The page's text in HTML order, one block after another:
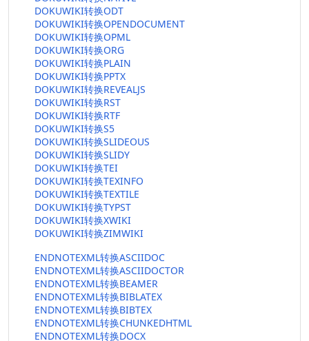
DOKUWIKI转换ODT
DOKUWIKI转换OPENDOCUMENT
DOKUWIKI转换OPML
DOKUWIKI转换ORG
DOKUWIKI转换PLAIN
DOKUWIKI转换PPTX
DOKUWIKI转换REVEALJS
DOKUWIKI转换RST
DOKUWIKI转换RTF
DOKUWIKI转换S5
DOKUWIKI转换SLIDEOUS
DOKUWIKI转换SLIDY
DOKUWIKI转换TEI
DOKUWIKI转换TEXINFO
DOKUWIKI转换TEXTILE
DOKUWIKI转换TYPST
DOKUWIKI转换XWIKI
DOKUWIKI转换ZIMWIKI
ENDNOTEXML转换ASCIIDOC
ENDNOTEXML转换ASCIIDOCTOR
ENDNOTEXML转换BEAMER
ENDNOTEXML转换BIBLATEX
ENDNOTEXML转换BIBTEX
ENDNOTEXML转换CHUNKEDHTML
ENDNOTEXML转换DOCX